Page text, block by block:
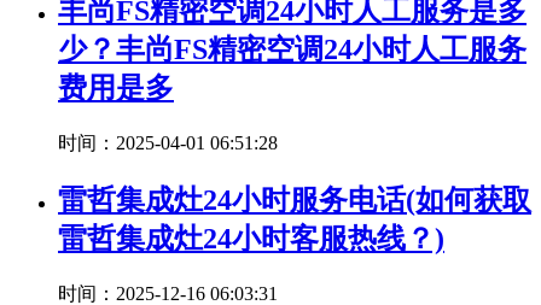
丰尚FS精密空调24小时人工服务是多
少？丰尚FS精密空调24小时人工服务
费用是多
时间：2025-04-01 06:51:28
雷哲集成灶24小时服务电话(如何获取
雷哲集成灶24小时客服热线？)
时间：2025-12-16 06:03:31